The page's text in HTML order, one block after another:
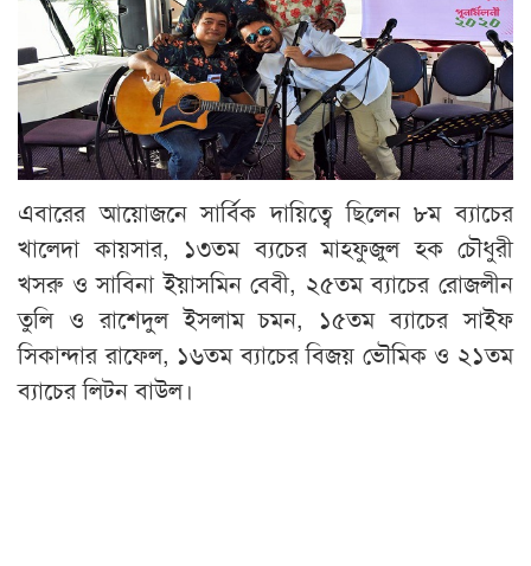
এবারের আয়োজনে সার্বিক দায়িত্বে ছিলেন ৮ম ব্যাচের
খালেদা কায়সার, ১৩তম ব্যচের মাহফুজুল হক চৌধুরী
খসরু ও সাবিনা ইয়াসমিন বেবী, ২৫তম ব্যাচের রোজলীন
তুলি ও রাশেদুল ইসলাম চমন, ১৫তম ব্যাচের সাইফ
সিকান্দার রাফেল, ১৬তম ব্যাচের বিজয় ভৌমিক ও ২১তম
ব্যাচের লিটন বাউল।